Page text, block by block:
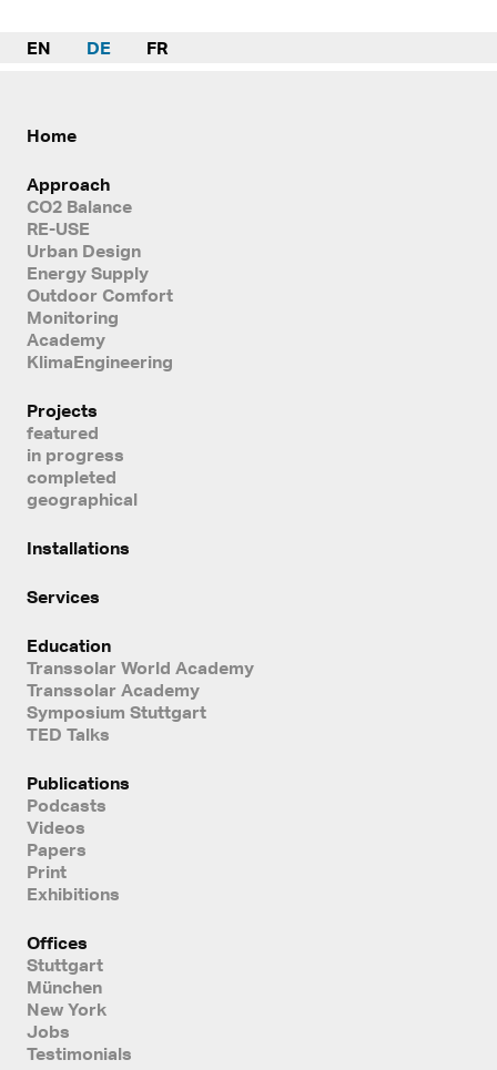
EN DE FR
Home
Approach
CO2 Balance
RE-USE
Urban Design
Energy Supply
Outdoor Comfort
Monitoring
Academy
KlimaEngineering
Projects
featured
in progress
completed
geographical
Installations
Services
Education
Transsolar World Academy
Transsolar Academy
Symposium Stuttgart
TED Talks
Publications
Podcasts
Videos
Papers
Print
Exhibitions
Offices
Stuttgart
München
New York
Jobs
Testimonials